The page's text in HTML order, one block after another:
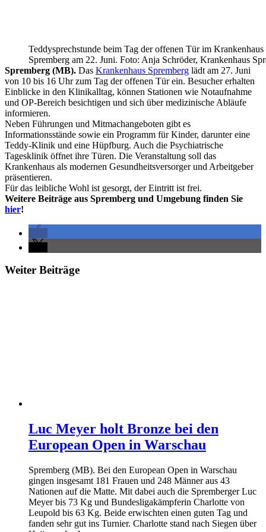
Teddysprechstunde beim Tag der offenen Tür im Krankenhaus
Spremberg am 22. Juni. Foto: Anja Schröder, Krankenhaus
Spremberg (MB). Das Krankenhaus Spremberg lädt am 27. Juni
von 10 bis 16 Uhr zum Tag der offenen Tür ein. Besucher erhalten
Einblicke in den Klinikalltag, können Stationen wie Notaufnahme
und OP-Bereich besichtigen und sich über medizinische Abläufe
informieren.
Neben Führungen und Mitmachangeboten gibt es
Informationsstände sowie ein Programm für Kinder, darunter eine
Teddy-Klinik und eine Hüpfburg. Auch die Psychiatrische
Tagesklinik öffnet ihre Türen. Die Veranstaltung soll das
Krankenhaus als modernen Gesundheitsversorger und Arbeitgeber
präsentieren.
Für das leibliche Wohl ist gesorgt, der Eintritt ist frei.
Weitere Beiträge aus Spremberg und Umgebung finden Sie
hier!
Weiter Beiträge
Luc Meyer holt Bronze bei den
European Open in Warschau
Spremberg (MB). Bei den European Open in Warschau
gingen insgesamt 181 Frauen und 248 Männer aus 43
Nationen auf die Matte. Mit dabei auch die Spremberger Luc
Meyer bis 73 Kg und Bundesligakämpferin Charlotte von
Leupold bis 63 Kg. Beide erwischten einen guten Tag und
fanden sehr gut ins Turnier. Charlotte stand nach Siegen über